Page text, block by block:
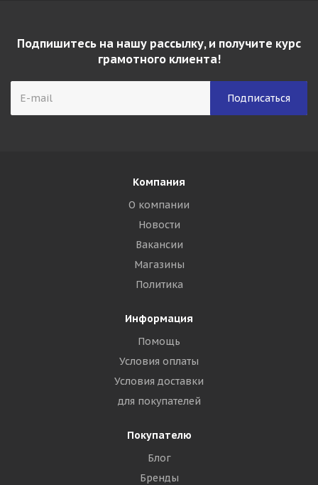
Подпишитесь на нашу рассылку, и получите курс
грамотного клиента!
Компания
О компании
Новости
Вакансии
Магазины
Политика
Информация
Помощь
Условия оплаты
Условия доставки
для покупателей
Покупателю
Блог
Бренды